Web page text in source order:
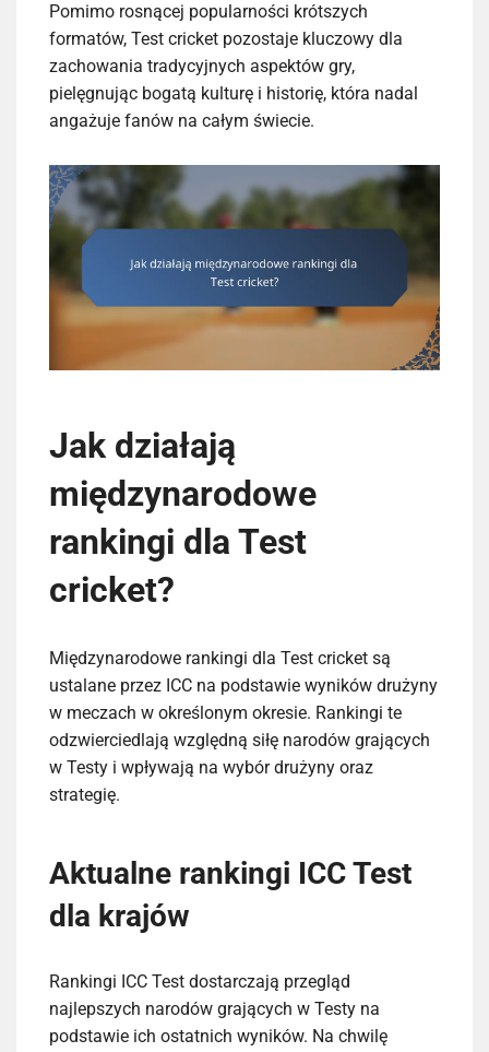
Pomimo rosnącej popularności krótszych
formatów, Test cricket pozostaje kluczowy dla
zachowania tradycyjnych aspektów gry,
pielęgnując bogatą kulturę i historię, która nadal
angażuje fanów na całym świecie.
Jak działają
międzynarodowe
rankingi dla Test
cricket?
Międzynarodowe rankingi dla Test cricket są
ustalane przez ICC na podstawie wyników drużyny
w meczach w określonym okresie. Rankingi te
odzwierciedlają względną siłę narodów grających
w Testy i wpływają na wybór drużyny oraz
strategię.
Aktualne rankingi ICC Test
dla krajów
Rankingi ICC Test dostarczają przegląd
najlepszych narodów grających w Testy na
podstawie ich ostatnich wyników. Na chwilę